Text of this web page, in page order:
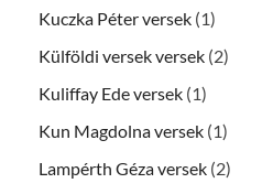
Kuczka Péter versek (1)
Külföldi versek versek (2)
Kuliffay Ede versek (1)
Kun Magdolna versek (1)
Lampérth Géza versek (2)